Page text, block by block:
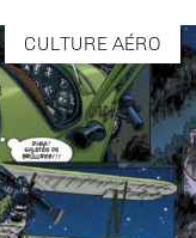
CULTURE AÉRO